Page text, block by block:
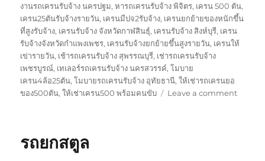
งานรถเครนรับจ้าง นครปฐม,หารถเครนรับจ้าง พิจิตร, เครน 500 ตัน,
เครน25ตันรับจ้างรายวัน, เครนมีปจ2รับจ้าง, เครนยกย้ายของหนักขึ้น
ที่สูงรับจ้าง, เครนรับจ้าง จังหวัดกาฬสินธุ์, เครนรับจ้าง สิงห์บุรี, เครน
รับจ้างจังหวัดกำแพงเพชร, เครนรับจ้างยกย้ายขึ้นสูงรายวัน, เครนให้
เข่ารายวัน, เช้ารถเครนรับจ้าง สุพรรณบุรี, เช่ารถเครนรับจ้าง
เพชรบูรณ์, เทเลอร์รถเครนรับจ้าง นครสวรรค์,โมบาย
เครน4ล้อ25ตัน,โมบายรถเครนรับจ้าง อุทัยธานี,ให้เช่ารถเครนยอ
ของ500ตัน,ให้เช่าเครน500 พร้อมคนขับ Leave a commenton
รถยกสตูล